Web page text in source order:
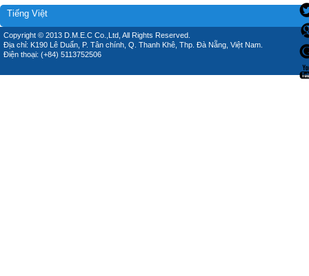
Tiếng Việt
Copyright © 2013 D.M.E.C Co.,Ltd, All Rights Reserved.
Địa chỉ: K190 Lê Duẩn, P. Tân chính, Q. Thanh Khê, Thp. Đà Nẵng, Việt Nam.
Điện thoại: (+84) 5113752506